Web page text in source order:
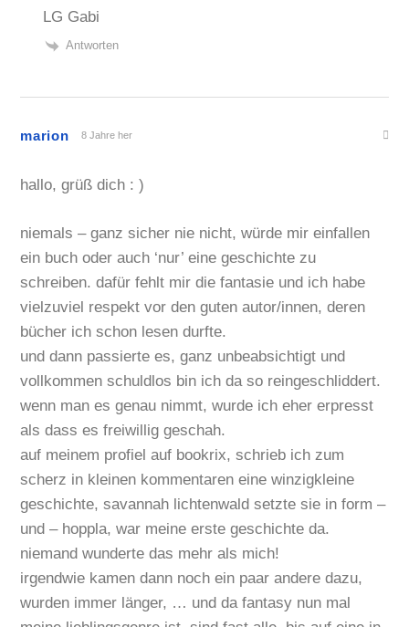
LG Gabi
Antworten
marion 8 Jahre her
hallo, grüß dich : )
niemals – ganz sicher nie nicht, würde mir einfallen
ein buch oder auch ‘nur’ eine geschichte zu
schreiben. dafür fehlt mir die fantasie und ich habe
vielzuviel respekt vor den guten autor/innen, deren
bücher ich schon lesen durfte.
und dann passierte es, ganz unbeabsichtigt und
vollkommen schuldlos bin ich da so reingeschliddert.
wenn man es genau nimmt, wurde ich eher erpresst
als dass es freiwillig geschah.
auf meinem profiel auf bookrix, schrieb ich zum
scherz in kleinen kommentaren eine winzigkleine
geschichte, savannah lichtenwald setzte sie in form –
und – hoppla, war meine erste geschichte da.
niemand wunderte das mehr als mich!
irgendwie kamen dann noch ein paar andere dazu,
wurden immer länger, … und da fantasy nun mal